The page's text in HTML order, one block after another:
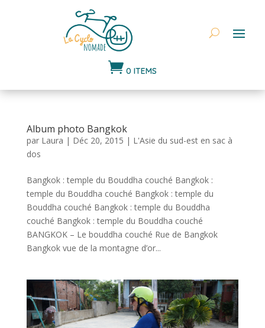
 0 ITEMS
Album photo Bangkok
par Laura | Déc 20, 2015 | L'Asie du sud-est en sac à
dos
Bangkok : temple du Bouddha couché Bangkok :
temple du Bouddha couché Bangkok : temple du
Bouddha couché Bangkok : temple du Bouddha
couché Bangkok : temple du Bouddha couché
BANGKOK – Le bouddha couché Rue de Bangkok
Bangkok vue de la montagne d’or...